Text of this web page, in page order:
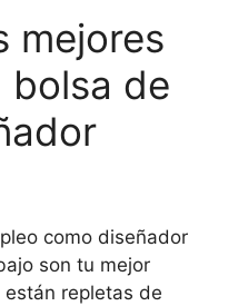
mejores
bolsa de
como diseñador
son tu mejor
repletas de